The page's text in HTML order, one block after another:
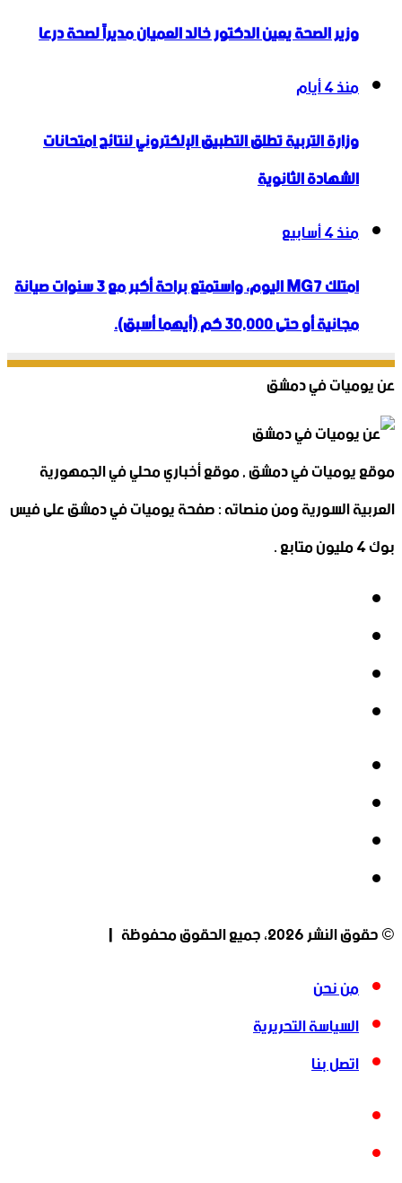
وزير الصحة يعين الدكتور خالد العميان مديراً لصحة درعا
منذ 4 أيام
وزارة التربية تطلق التطبيق الإلكتروني لنتائج امتحانات
الشهادة الثانوية
منذ 4 أسابيع
امتلك MG7 اليوم، واستمتع براحة أكبر مع 3 سنوات صيانة
مجانية أو حتى 30,000 كم (أيهما أسبق).
عن يوميات في دمشق
موقع يوميات في دمشق , موقع أخباري محلي في الجمهورية
العربية السورية ومن منصاته : صفحة يوميات في دمشق على فيس
بوك 4 مليون متابع .
© حقوق النشر 2026، جميع الحقوق محفوظة |
من نحن
السياسة التحريرية
اتصل بنا